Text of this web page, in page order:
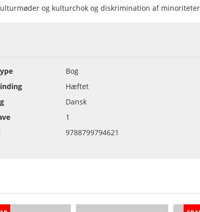
og kulturchok og diskrimination af
Bog
Hæftet
Dansk
1
9788799794621